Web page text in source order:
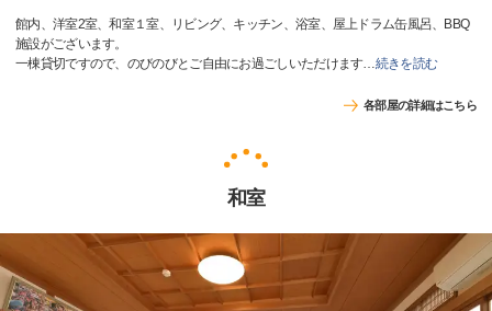
館内、洋室2室、和室１室、リビング、キッチン、浴室、屋上ドラム缶風呂、BBQ
施設がございます。
一棟貸切ですので、のびのびとご自由にお過ごしいただけます…続きを読む
各部屋の詳細はこちら
和室